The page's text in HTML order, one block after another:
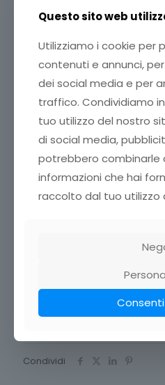
Il dibattito si è dipanato sul
tassa rifiuti, e per quali
L'Articolo 17 della legge
possibilità per i comuni di
riduzione della tariffa
debitamente certificata, dei
e oggetto di donazione.
Condividi
Questo sito web
Utilizziamo i cookie per
contenuti e annunci,
dei social media e per
traffico. Condividiamo
tuo utilizzo del nostro
di social media,
potrebbero combinarle
informazioni che hai
raccolto dal tuo utilizzo